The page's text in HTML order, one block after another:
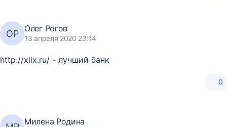
ОР Олег Рогов
13 апреля 2020 23:14
http://xiix.ru/ - лучший банк
0
Милена Родина